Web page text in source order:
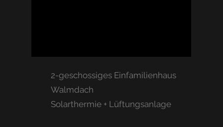
2-geschossiges Einfamilienhaus
Walmdach
Solarthermie + Lüftungsanlage